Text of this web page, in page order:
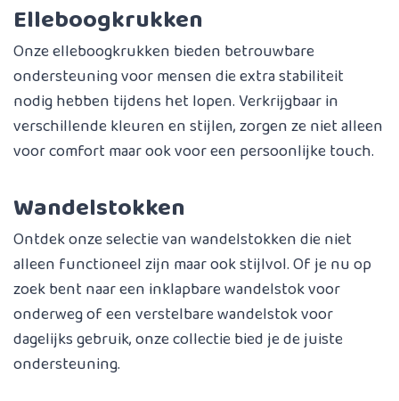
Elleboogkrukken
Onze elleboogkrukken bieden betrouwbare
ondersteuning voor mensen die extra stabiliteit
nodig hebben tijdens het lopen. Verkrijgbaar in
verschillende kleuren en stijlen, zorgen ze niet alleen
voor comfort maar ook voor een persoonlijke touch.
Wandelstokken
Ontdek onze selectie van wandelstokken die niet
alleen functioneel zijn maar ook stijlvol. Of je nu op
zoek bent naar een inklapbare wandelstok voor
onderweg of een verstelbare wandelstok voor
dagelijks gebruik, onze collectie bied je de juiste
ondersteuning.